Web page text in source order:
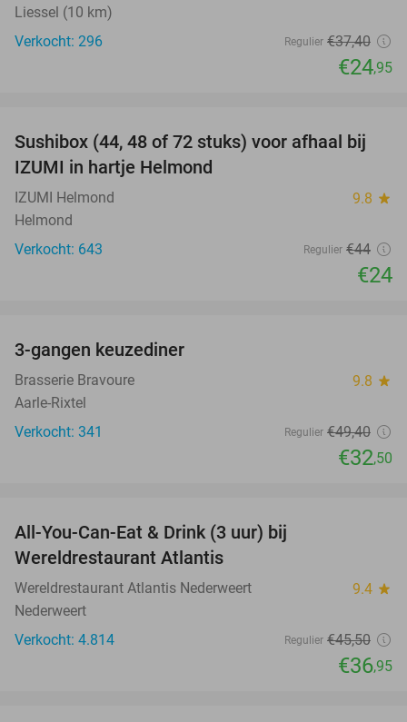
Liessel (10 km)
Verkocht: 296
Regulier €37,40
€24,95
45%
Sushibox (44, 48 of 72 stuks) voor afhaal bij
IZUMI in hartje Helmond
IZUMI Helmond 9.8 star
Helmond
Verkocht: 643
Regulier €44
€24
3-gangen keuzediner
Brasserie Bravoure 9.8 star
Aarle-Rixtel
Verkocht: 341
Regulier €49,40
€32,50
All-You-Can-Eat & Drink (3 uur) bij
Wereldrestaurant Atlantis
Wereldrestaurant Atlantis Nederweert 9.4 star
Nederweert
Verkocht: 4.814
Regulier €45,50
€36,95